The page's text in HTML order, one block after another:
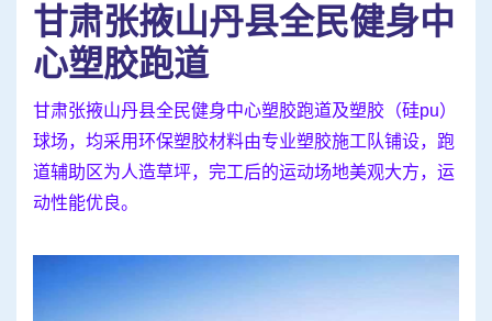
甘肃张掖山丹县全民健身中
心塑胶跑道
甘肃张掖山丹县全民健身中心塑胶跑道及塑胶（硅pu）
球场，均采用环保塑胶材料由专业塑胶施工队铺设，跑
道辅助区为人造草坪，完工后的运动场地美观大方，运
动性能优良。